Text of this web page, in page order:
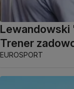
Lewandowski
Trener
EUROSPORT